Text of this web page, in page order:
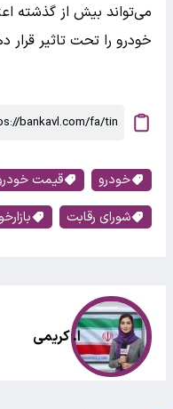
می‌تواند بیش از گذشته
خودرو را تحت تاثیر قرار
خودرو قیمت
شورای رقابت
ا. کریمی